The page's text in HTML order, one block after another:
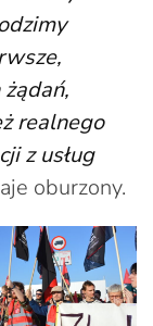
realnego
z usług
oburzony.